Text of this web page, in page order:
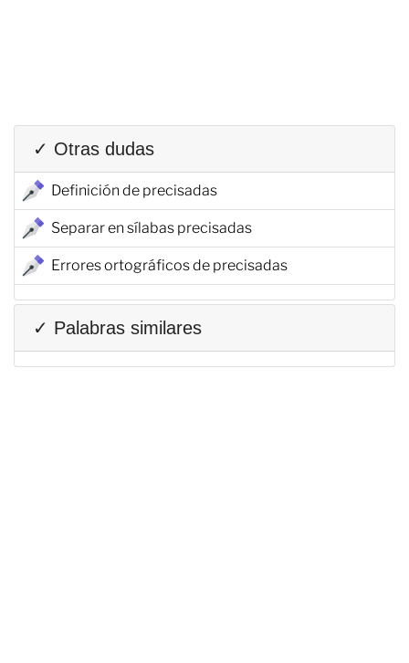
✓ Otras dudas
Definición de precisadas
Separar en sílabas precisadas
Errores ortográficos de precisadas
✓ Palabras similares